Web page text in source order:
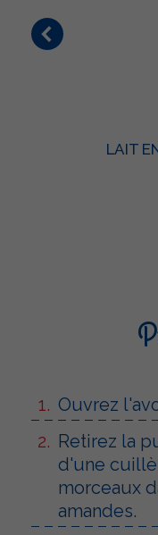
LAIT
Ouvrez
Retirez la
d'une
morceaux
amandes.